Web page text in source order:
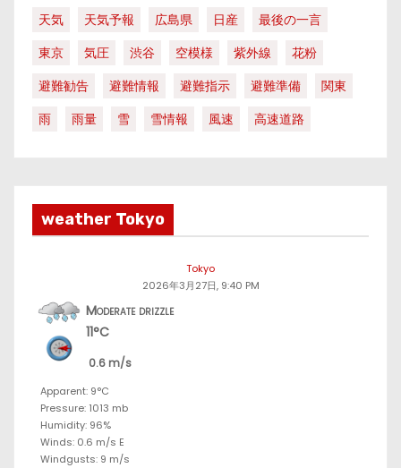
天気
天気予報 広島県 日産
最後の一言
東京
気圧 渋谷 空模様 紫外線
花粉
避難勧告
避難情報 避難指示 避難準備
関東
雨
雨量 雪 雪情報 風速 高速道路
weather Tokyo
Tokyo
2026年3月27日, 9:40 PM
Moderate drizzle
11°C
0.6 m/s
Apparent: 9°C
Pressure: 1013 mb
Humidity: 96%
Winds: 0.6 m/s E
Windgusts: 9 m/s